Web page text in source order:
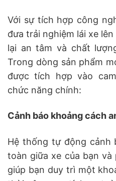
Với sự tích hợp công
đưa trải nghiệm lái xe
lại an tâm và chất
Trong dòng sản phẩm
được tích hợp vào
chức năng chính:
Cảnh báo khoảng cách
Hệ thống tự động cảnh
toàn giữa xe của bạn
giúp bạn duy trì một